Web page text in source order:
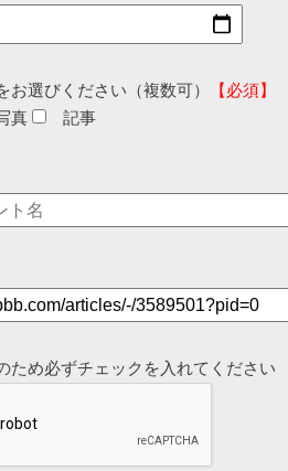
お選びください（複数可）
【必須】
真 記事
ため必ずチェックを入れてください